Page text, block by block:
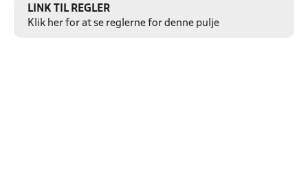
LINK TIL REGLER
Klik her for at se reglerne for denne pulje